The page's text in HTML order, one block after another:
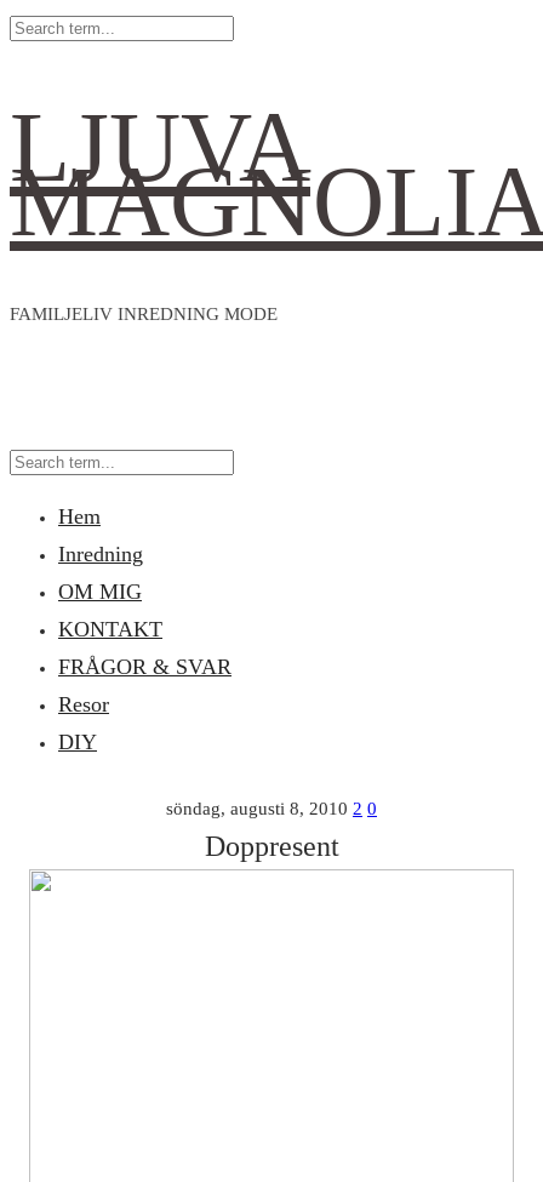
LJUVA
FAMILJELIV INREDNING MODE
Hem
Inredning
OM MIG
KONTAKT
FRÅGOR & SVAR
Resor
DIY
söndag, augusti 8, 2010 2 0
Doppresent